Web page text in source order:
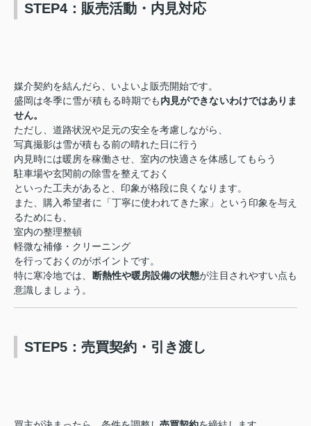
STEP4：販売活動・内見対応
媒介契約を結んだら、いよいよ販売開始です。
盛岡は冬季に雪が積もる時期でも内見ができないわけではありま
せん。
ただし、道路状況や足元の安全を考慮しながら、
写真撮影は雪が積もる前の晴れた日に行う
内見時には暖房を稼働させ、室内の快適さを体感してもらう
駐車場や玄関前の除雪を整えておく
といった工夫があると、印象が格段に良くなります。
また、購入希望者に「丁寧に使われてきた家」という印象を与え
るためにも、
室内の整理整頓
軽微な補修・クリーニング
を行っておくのがポイントです。
特に寒冷地では、
断熱性や暖房設備の状態が注目されやすい点も
意識しましょう。
STEP5：売買契約・引き渡し